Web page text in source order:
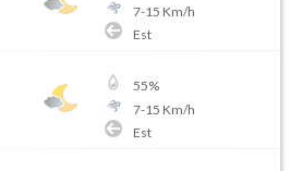
7-15 Km/h
Est
55%
7-15 Km/h
Est